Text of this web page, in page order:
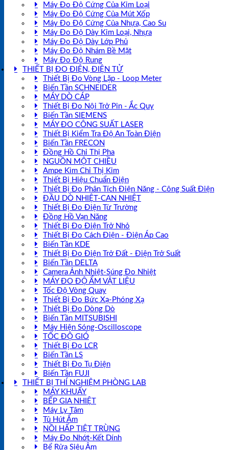
Máy Đo Độ Cứng Của Kim Loại
Máy Đo Độ Cứng Của Mút Xốp
Máy Đo Độ Cứng Của Nhựa, Cao Su
Máy Đo Độ Dày Kim Loại, Nhựa
Máy Đo Độ Dày Lớp Phủ
Máy Đo Độ Nhám Bề Mặt
Máy Đo Độ Rung
THIẾT BỊ ĐO ĐIỆN, ĐIỆN TỬ
Thiết Bị Đo Vòng Lặp - Loop Meter
Biến Tần SCHNEIDER
MÁY DÒ CÁP
Thiết Bị Đo Nội Trở Pin - Ắc Quy
Biến Tần SIEMENS
MÁY ĐO CÔNG SUẤT LASER
Thiết Bị Kiểm Tra Độ An Toàn Điện
Biến Tần FRECON
Đồng Hồ Chỉ Thị Pha
NGUỒN MỘT CHIỀU
Ampe Kìm Chỉ Thị Kim
Thiết Bị Hiệu Chuẩn Điện
Thiết Bị Đo Phân Tích Điện Năng - Công Suất Điện
ĐẦU DÒ NHIỆT-CAN NHIỆT
Thiết Bị Đo Điện Từ Trường
Đồng Hồ Vạn Năng
Thiết Bị Đo Điện Trở Nhỏ
Thiết Bị Đo Cách Điện - Điện Áp Cao
Biến Tần KDE
Thiết Bị Đo Điện Trở Đất - Điện Trở Suất
Biến Tần DELTA
Camera Ảnh Nhiệt-Súng Đo Nhiệt
MÁY ĐO ĐỘ ẨM VẬT LIỆU
Tốc Độ Vòng Quay
Thiết Bị Đo Bức Xạ-Phóng Xạ
Thiết Bị Đo Dòng Dò
Biến Tần MITSUBISHI
Máy Hiện Sóng-Oscilloscope
TỐC ĐỘ GIÓ
Thiết Bị Đo LCR
Biến Tần LS
Thiết Bị Đo Tụ Điện
Biến Tần FUJI
THIẾT BỊ THÍ NGHIỆM PHÒNG LAB
MÁY KHUẤY
BẾP GIA NHIỆT
Máy Ly Tâm
Tủ Hút Ẩm
NỒI HẤP TIỆT TRÙNG
Máy Đo Nhớt-Kết Dính
Bể Rửa Siêu Âm